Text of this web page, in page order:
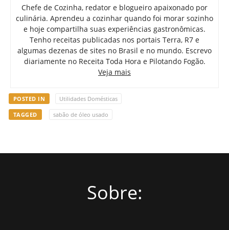
Chefe de Cozinha, redator e blogueiro apaixonado por
culinária. Aprendeu a cozinhar quando foi morar sozinho
e hoje compartilha suas experiências gastronômicas.
Tenho receitas publicadas nos portais Terra, R7 e
algumas dezenas de sites no Brasil e no mundo. Escrevo
diariamente no Receita Toda Hora e Pilotando Fogão.
Veja mais
POSTED IN Utilidades Domésticas
TAGGED sabão de óleo usado
Sobre: